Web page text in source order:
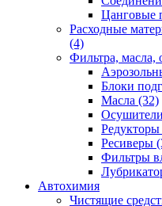
Цанговые
Расходные
(4)
Фильтра, масла,
Блоки
Масла (32)
Осушители
Ресиверы
Фильтры
Автохимия
Чистящие